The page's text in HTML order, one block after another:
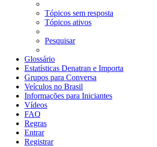
Tópicos sem resposta
Tópicos ativos
Pesquisar
Glossário
Estatísticas Denatran e Importa
Grupos para Conversa
Veículos no Brasil
Informações para Iniciantes
Vídeos
FAQ
Regras
Entrar
Registrar